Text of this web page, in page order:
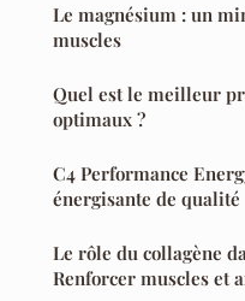
Le magnésium : un
muscles
Quel est le meilleur
optimaux ?
C4 Performance
énergisante de qualité
Le rôle du collagène
Renforcer muscles et